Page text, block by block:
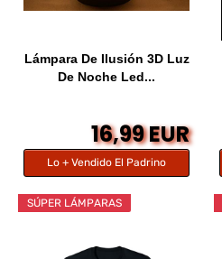
Lámpara De Ilusión 3D Luz
De Noche Led...
16,99 EUR
Lo + Vendido El Padrino
SÚPER LÁMPARAS